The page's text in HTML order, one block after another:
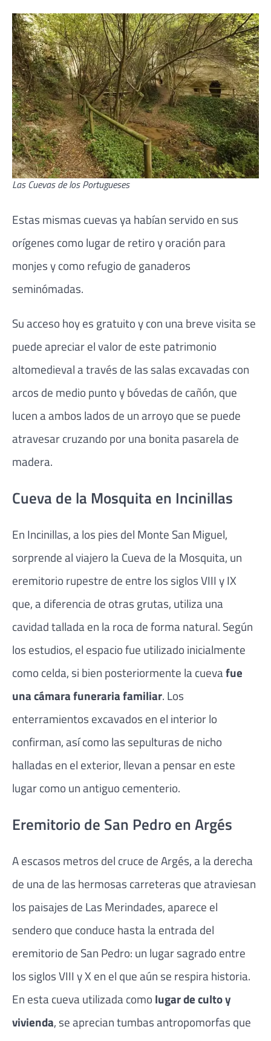
Las Cuevas de los Portugueses
Estas mismas cuevas ya habían servido en sus
orígenes como lugar de retiro y oración para
monjes y como refugio de ganaderos
seminómadas.
Su acceso hoy es gratuito y con una breve visita se
puede apreciar el valor de este patrimonio
altomedieval a través de las salas excavadas con
arcos de medio punto y bóvedas de cañón, que
lucen a ambos lados de un arroyo que se puede
atravesar cruzando por una bonita pasarela de
madera.
Cueva de la Mosquita en Incinillas
En Incinillas, a los pies del Monte San Miguel,
sorprende al viajero la Cueva de la Mosquita, un
eremitorio rupestre de entre los siglos VIII y IX
que, a diferencia de otras grutas, utiliza una
cavidad tallada en la roca de forma natural. Según
los estudios, el espacio fue utilizado inicialmente
como celda, si bien posteriormente la cuevafue
una cámara funeraria familiar. Los
enterramientos excavados en el interior lo
confirman, así como las sepulturas de nicho
halladas en el exterior, llevan a pensar en este
lugar como un antiguo cementerio.
Eremitorio de San Pedro en Argés
A escasos metros del cruce de Argés, a la derecha
de una de las hermosas carreteras que atraviesan
los paisajes de Las Merindades, aparece el
sendero que conduce hasta la entrada del
eremitorio de San Pedro: un lugar sagrado entre
los siglos VIII y X en el que aún se respira historia.
En esta cueva utilizada como lugar de culto y
vivienda, se aprecian tumbas antropomorfas que